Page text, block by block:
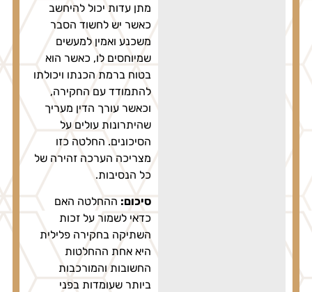
מתן עדות יכול להיחשב
כאשר יש לחשוד הסבר
משכנע ואמין למעשים
שמיוחסים לו, כאשר הוא
בטוח ברמת הכנתו ויכולתו
להתמודד עם החקירה,
וכאשר עורך הדין מעריך
שהיתרונות עולים על
הסיכונים. החלטה כזו
מצריכה הערכה זהירה של
כל הנסיבות.
סיכום:ההחלטה האם
כדאי לשמור על זכות
השתיקה בחקירה פלילית
היא אחת ההחלטות
החשובות והמורכבות
ביותר שעומדות בפני